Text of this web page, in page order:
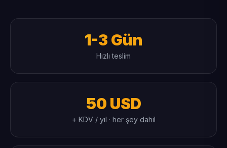
1-3 Gün
Hızlı teslim
50 USD
+ KDV / yıl · her şey dahil